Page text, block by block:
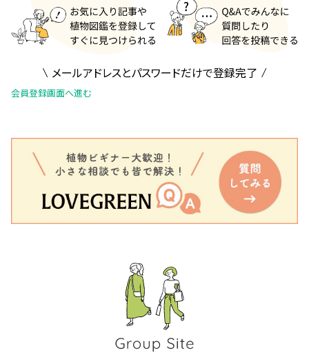
メールアドレスとパスワードだけで登録完了
会員登録画面へ進む